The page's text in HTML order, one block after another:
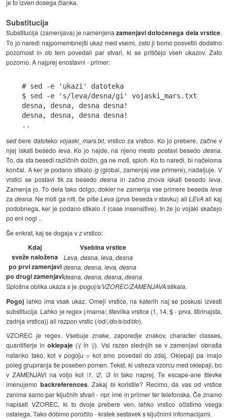
je to izven dosega članka.
Substitucija
Substitucija (zamenjava) je namenjenazamenjavi določenega dela vrstice.
To jo naredi najpomembnejši ukaz med vsemi, zato ji bomo posvetili dodatno
pozornost in ob tem povedali par stvari, ki se pritičejo vseh ukazov. Zato
pozorno. A najprej enostavni - primer:
# sed -e 'ukazi' datoteka
$ sed -e 's/leva/desna/gi' vojaski_mars.txt
desna, desna, desna desna!
desna, desna, desna desna!
sedbere datoteko vojaski_mars.txt, vrstico za vrstico. Ko jo prebere, začne v
njej iskati besedo leva. Ko jo najde, na njeno mesto postavi besedo desna.
To, da sta besedi različnih dolžin, ga ne moti, sploh. Ko to naredi, bi načeloma
končal. A ker je podano stikalo/g (global, zamenjaj vse primere), nadaljuje. V
vrstici se postavi tik za besedo desna in začne znova iskati besedo leva.
Zamenja jo. To dela tako dolgo, dokler ne zamenja vse primere beseda leva
za desna. Ne moti ga niti, če pišeLeva (prva beseda v stavku) aliLEvAali kaj
podobnega, ker je podano stikalo/i (case insensitive). In že jo vojaki skačejo
po eni nogi ..
Še enkrat, kaj se dogaja v z vrstico:
Kdaj
Vsebina vrstice
sveže naložena
Leva, desna, leva, desna
po prvi zamenjavi desna, desna, leva, desna
po drugi zamenjavidesna, desna, desna, desna
Splošna oblika ukazasje/pogoj/s/VZOREC/ZAMENJAVA/stikala.
Pogoj lahko ima vsak ukaz. Omeji vrstice, na katerih naj se poskusi izvesti
substitucija. Lahko je regex (/mama/, številka vrstice (1, 14, $ - prva, štirinajsta,
zadnja vrstica)) ali razpon vrstic (/od/,/do/s/od/do).
VZOREC je regex. Vsebuje znake, zaporedje znakov, character classes,
quantifierje inoklepaje (\(in \)). Vsi razen slednjih se v zamenjavi obnaša
natanko tako, kot v pogoju = kot smo povedali do zdaj. Oklepaji pa imajo
poleg grupiranja še poseben pomen. Tekst, ki ustreza vzorcu med oklepaji, bo
v ZAMENJAVI na voljo kot \1, \2, \3in tako naprej. Te escape-ane števke
imenujemo backreferences. Zakaj bi koristile? Recimo, da vas od vrstice
zanima samo par ključnih stvari - npr. ime in priimer ter telefonska. Če znamo
napisati VZOREC, ki to dvoje prebere ven, lahko vrstico očistimo vsega
ostalega. Tako dobimo poročilo - kratek sestavek s ključnimi informacijami.